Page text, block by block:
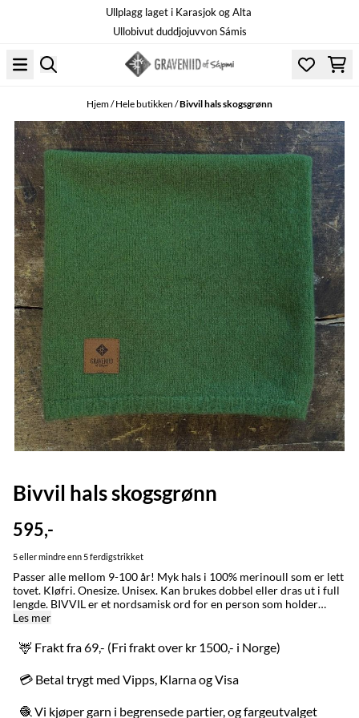
Ullplagg laget i Karasjok og Alta
Ullobivut duddjojuvvon Sámis
Hjem/Hele butikken /Bivvil hals skogsgrønn
Bivvil hals skogsgrønn
595,-
5 eller mindre enn 5 ferdigstrikket
Passer alle mellom 9-100 år! Myk hals i 100% merinoull som er lett
tovet. Kløfri. Onesize. Unisex. Kan brukes dobbel eller dras ut i full
lengde. BIVVIL er et nordsamisk ord for en person som holder
varmen godt. Ordet brukes også om klær som får en til å holde seg
all slags vær i de åtte årstidene. Den ble kjapt også en slager i byene,
der de begrenser seg til fire årstider. BYTTING: Fraktfri bytting
innad i Norge uansett kjøpstidspunkt. MADE IN / LAGET I:
Karasjok og Alta med stor omtenksomhet for naturen, folk og dyr.
behov. Kan vaskes i maskinen på ullprogram, sett temperaturen ned
Les mer
🦌 Frakt fra 69,- (Fri frakt over kr 1500,- i Norge)
💳 Betal trygt med Vipps, Klarna og Visa
🧶 Vi kjøper garn i begrensede partier, og fargeutvalget